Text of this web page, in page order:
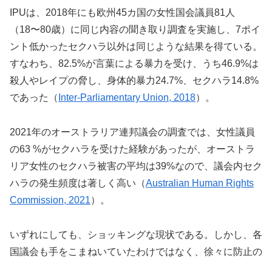
IPUは、2018年にも欧州45カ国の女性国会議員81人
（18〜80歳）に同じ内容の聞き取り調査を実施し、7ポイ
ント低かったセクハラ以外は同じような結果を得ている。
すなわち、82.5%が言葉による暴力を受け、うち46.9%は
殺人やレイプの脅し、身体的暴力24.7%、セクハラ14.8%
であった（ Inter-Parliamentary Union, 2018）。
2021年のオーストラリア連邦議会の調査では、女性議員
の63 %がセクハラを受けた経験があったが、オーストラ
リア女性のセクハラ被害の平均は39%なので、議会内セク
ハラの発生頻度は著しく高い（Australian Human Rights
Commission, 2021）。
いずれにしても、ショッキングな現状である。しかし、各
国議会も手をこまねいていたわけではなく、徐々に防止の